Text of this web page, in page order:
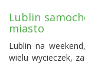
Lublin
miasto
Lublin na
wielu wycieczek,